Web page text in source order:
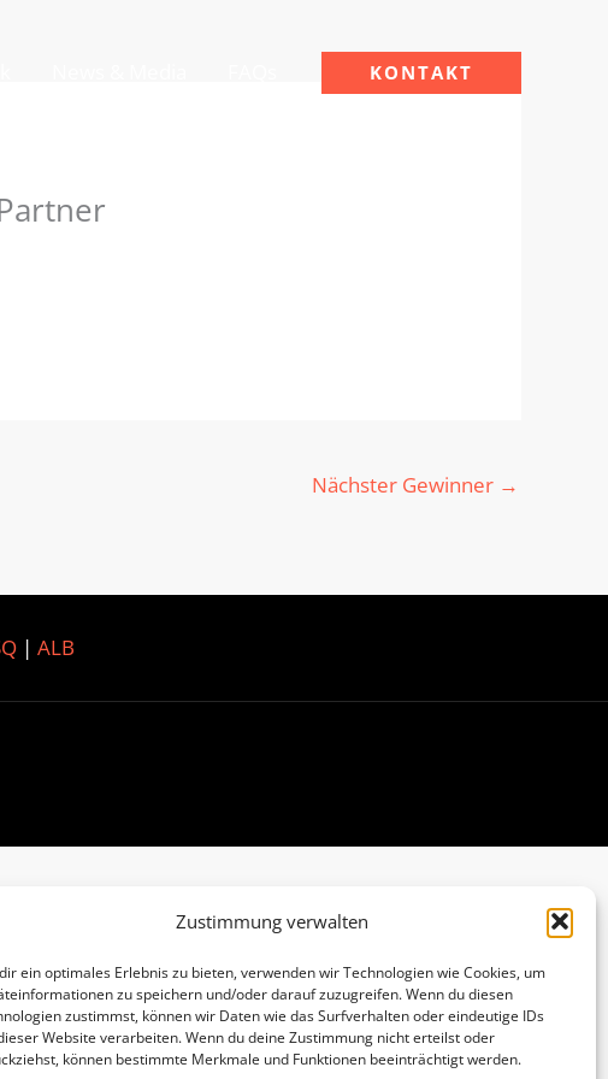
Zustimmung verwalten
ein optimales Erlebnis zu bieten, verwenden wir Technologien wie Cookies, um
zu speichern und/oder darauf zuzugreifen. Wenn du diesen
zustimmst, können wir Daten wie das Surfverhalten oder eindeutige IDs
Website verarbeiten. Wenn du deine Zustimmung nicht erteilst oder
können bestimmte Merkmale und Funktionen beeinträchtigt werden.
KONTAKT
Nächster Gewinner →
| ALB